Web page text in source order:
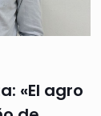
«El agro